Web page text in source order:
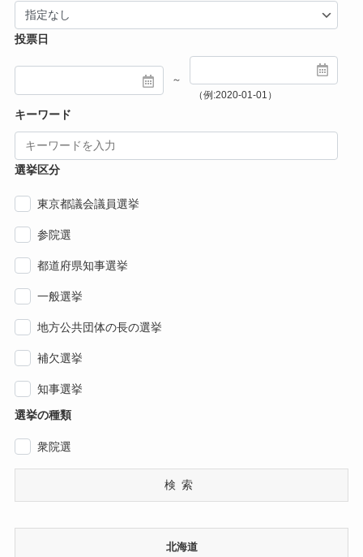
投票日
～
（例:2020-01-01）
キーワード
選挙区分
東京都議会議員選挙
参院選
都道府県知事選挙
一般選挙
地方公共団体の長の選挙
補欠選挙
知事選挙
選挙の種類
衆院選
検索
北海道